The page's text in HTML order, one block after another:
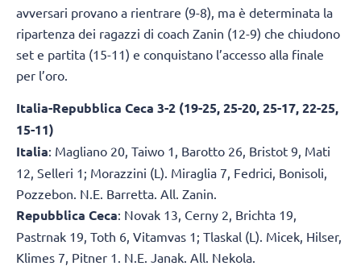
avversari provano a rientrare (9-8), ma è determinata la
ripartenza dei ragazzi di coach Zanin (12-9) che chiudono
set e partita (15-11) e conquistano l’accesso alla finale
per l’oro.
Italia-Repubblica Ceca 3-2 (19-25, 25-20, 25-17, 22-25,
15-11)
Italia: Magliano 20, Taiwo 1, Barotto 26, Bristot 9, Mati
12, Selleri 1; Morazzini (L). Miraglia 7, Fedrici, Bonisoli,
Pozzebon. N.E. Barretta. All. Zanin.
Repubblica Ceca: Novak 13, Cerny 2, Brichta 19,
Pastrnak 19, Toth 6, Vitamvas 1; Tlaskal (L). Micek, Hilser,
Klimes 7, Pitner 1. N.E. Janak. All. Nekola.